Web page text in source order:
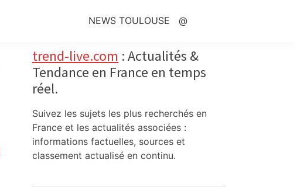
NEWS TOULOUSE @
Primary
Sidebar
trend-live.com : Actualités &
Tendance en France en temps
réel.
Suivez les sujets les plus recherchés en
France et les actualités associées :
informations factuelles, sources et
classement actualisé en continu.